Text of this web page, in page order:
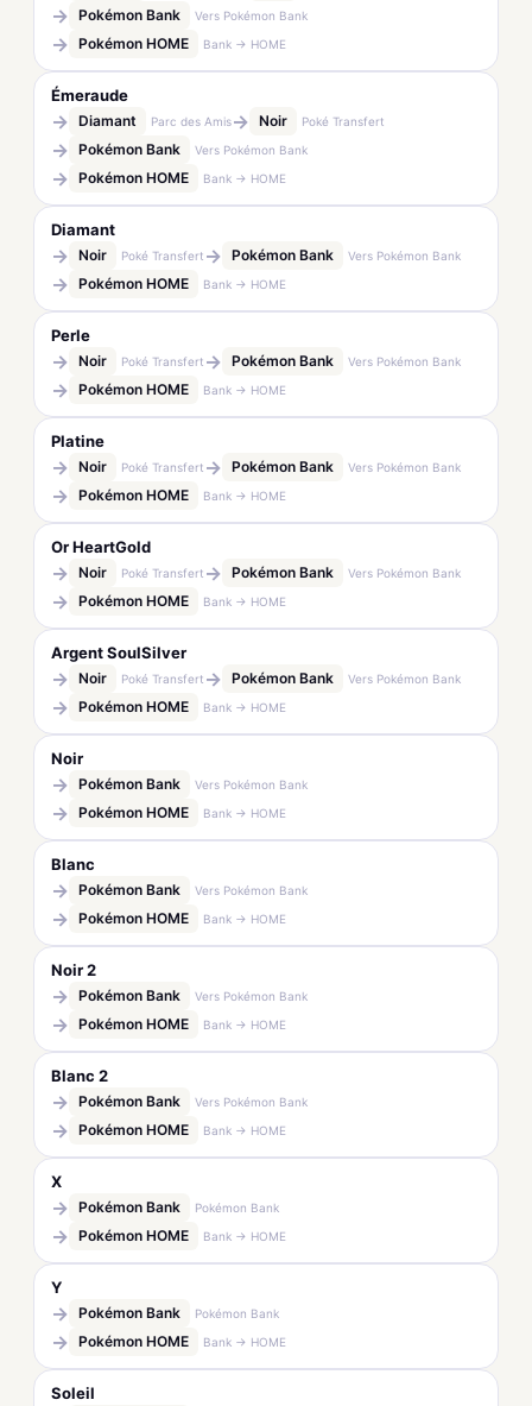
→ Pokémon Bank Vers Pokémon Bank
→ Pokémon HOME Bank → HOME
Émeraude
→ Diamant Parc des Amis→ Noir Poké Transfert
→ Pokémon Bank Vers Pokémon Bank
→ Pokémon HOME Bank → HOME
Diamant
→ Noir Poké Transfert → Pokémon Bank Vers Pokémon Bank
→ Pokémon HOME Bank → HOME
Perle
→ Noir Poké Transfert → Pokémon Bank Vers Pokémon Bank
→ Pokémon HOME Bank → HOME
Platine
→ Noir Poké Transfert → Pokémon Bank Vers Pokémon Bank
→ Pokémon HOME Bank → HOME
Or HeartGold
→ Noir Poké Transfert → Pokémon Bank Vers Pokémon Bank
→ Pokémon HOME Bank → HOME
Argent SoulSilver
→ Noir Poké Transfert → Pokémon Bank Vers Pokémon Bank
→ Pokémon HOME Bank → HOME
Noir
→ Pokémon Bank Vers Pokémon Bank
→ Pokémon HOME Bank → HOME
Blanc
→ Pokémon Bank Vers Pokémon Bank
→ Pokémon HOME Bank → HOME
Noir 2
→ Pokémon Bank Vers Pokémon Bank
→ Pokémon HOME Bank → HOME
Blanc 2
→ Pokémon Bank Vers Pokémon Bank
→ Pokémon HOME Bank → HOME
X
→ Pokémon Bank Pokémon Bank
→ Pokémon HOME Bank → HOME
Y
→ Pokémon Bank Pokémon Bank
→ Pokémon HOME Bank → HOME
Soleil